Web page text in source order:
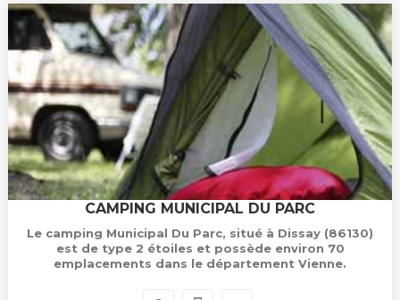
CAMPING MUNICIPAL DU PARC
Le camping Municipal Du Parc, situé à Dissay (86130)
est de type 2 étoiles et possède environ 70
emplacements dans le département Vienne.